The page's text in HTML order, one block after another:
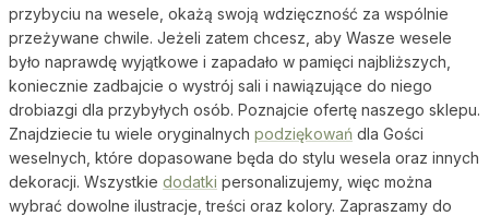
przybyciu na wesele, okażą swoją wdzięczność za wspólnie
przeżywane chwile. Jeżeli zatem chcesz, aby Wasze wesele
było naprawdę wyjątkowe i zapadało w pamięci najbliższych,
koniecznie zadbajcie o wystrój sali i nawiązujące do niego
drobiazgi dla przybyłych osób. Poznajcie ofertę naszego sklepu.
Znajdziecie tu wiele oryginalnych podziękowań dla Gości
weselnych, które dopasowane będa do stylu wesela oraz innych
dekoracji. Wszystkie dodatki personalizujemy, więc można
wybrać dowolne ilustracje, treści oraz kolory. Zapraszamy do